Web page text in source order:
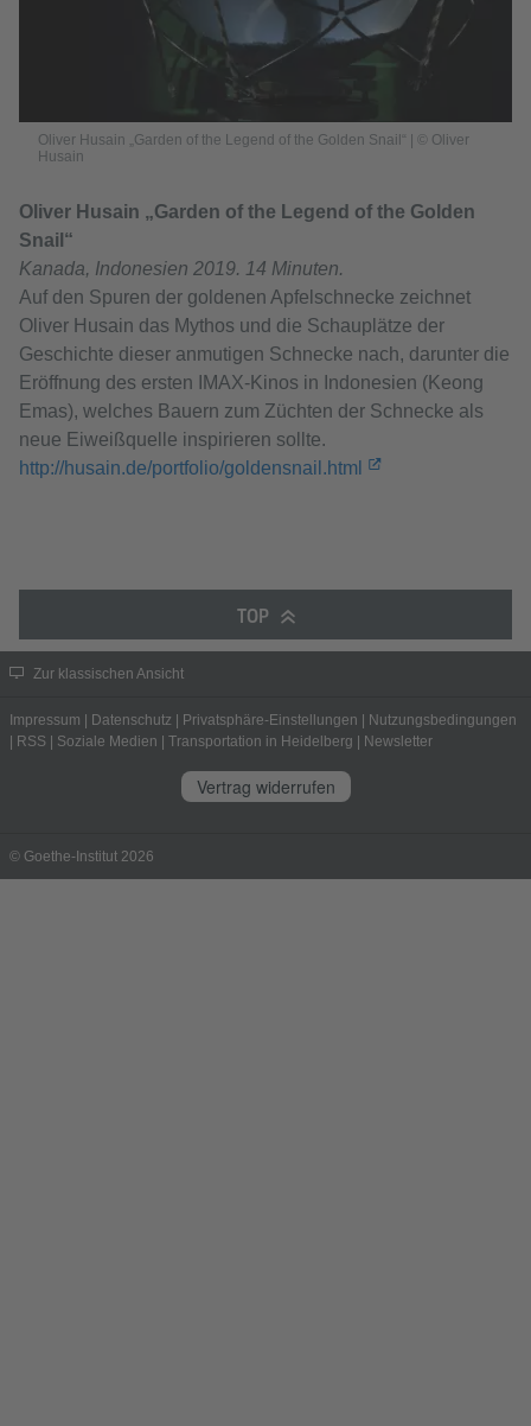
Oliver Husain „Garden of the Legend of the Golden Snail“ | © Oliver
Husain
Oliver Husain „Garden of the Legend of the Golden
Snail“
Kanada, Indonesien 2019. 14 Minuten.
Auf den Spuren der goldenen Apfelschnecke zeichnet
Oliver Husain das Mythos und die Schauplätze der
Geschichte dieser anmutigen Schnecke nach, darunter die
Eröffnung des ersten IMAX-Kinos in Indonesien (Keong
Emas), welches Bauern zum Züchten der Schnecke als
neue Eiweißquelle inspirieren sollte.
http://husain.de/portfolio/goldensnail.html
TOP
Zur klassischen Ansicht
Impressum | Datenschutz | Privatsphäre-Einstellungen | Nutzungsbedingungen
| RSS | Soziale Medien | Transportation in Heidelberg | Newsletter
Vertrag widerrufen
© Goethe-Institut 2026